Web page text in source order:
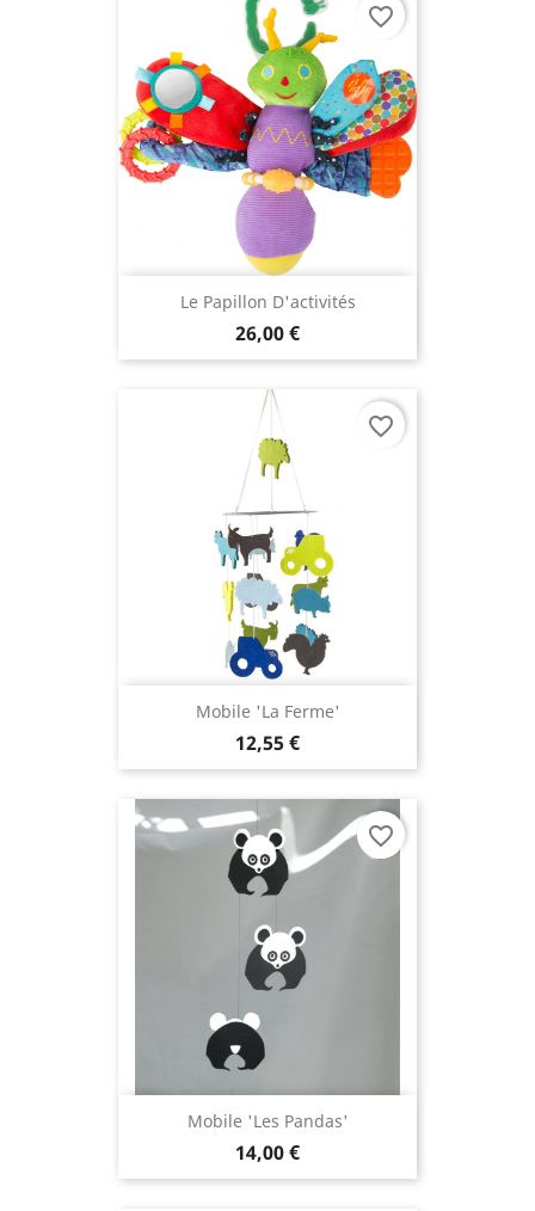
Le Papillon D'activités
26,00 €
favorite_border
Mobile 'La Ferme'
12,55 €
favorite_border
Mobile 'Les Pandas'
14,00 €
favorite_border